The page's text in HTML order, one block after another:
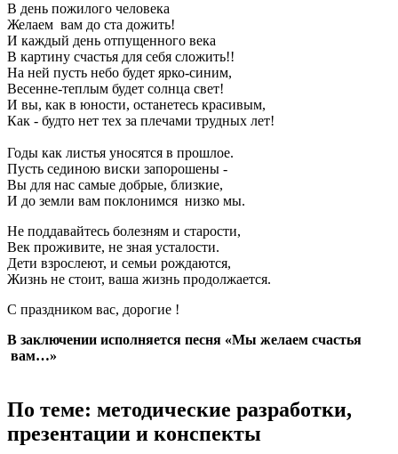
В день пожилого человека
Желаем вам до ста дожить!
И каждый день отпущенного века
В картину счастья для себя сложить!!
На ней пусть небо будет ярко-синим,
Весенне-теплым будет солнца свет!
И вы, как в юности, останетесь красивым,
Как - будто нет тех за плечами трудных лет!
Годы как листья уносятся в прошлое.
Пусть сединою виски запорошены -
Вы для нас самые добрые, близкие,
И до земли вам поклонимся низко мы.
Не поддавайтесь болезням и старости,
Век проживите, не зная усталости.
Дети взрослеют, и семьи рождаются,
Жизнь не стоит, ваша жизнь продолжается.
С праздником вас, дорогие !
В заключении исполняется песня «Мы желаем счастья
вам…»
По теме: методические разработки,
презентации и конспекты